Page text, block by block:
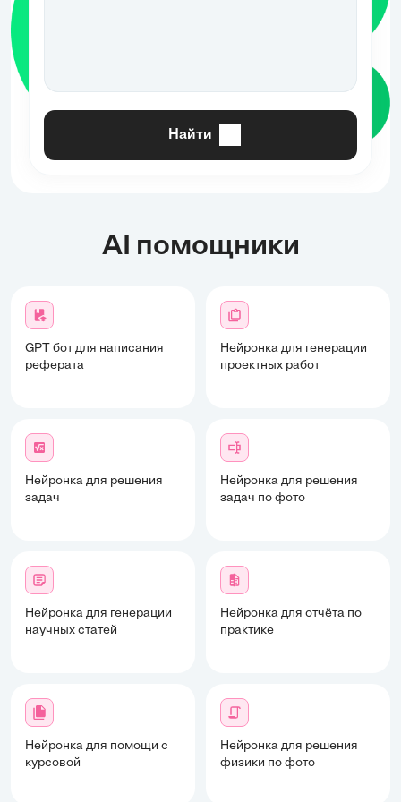
Найти
AI помощники
GPT бот для написания
реферата
Нейронка для генерации
проектных работ
Нейронка для решения
задач
Нейронка для решения
задач по фото
Нейронка для генерации
научных статей
Нейронка для отчёта по
практике
Нейронка для помощи с
курсовой
Нейронка для решения
физики по фото